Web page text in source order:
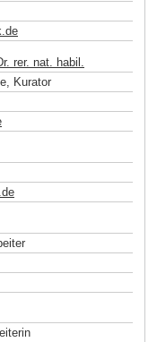
.de
rer. nat. habil.
Kurator
de